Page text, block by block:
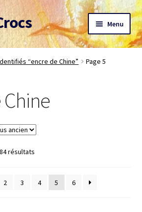
Menu
“encre de Chine” Page 5
résultatsTrié
récent
2 3 4 5 6